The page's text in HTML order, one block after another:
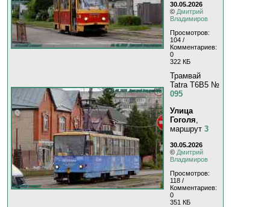
30.05.2026
© Дмитрий
Владимиров
Просмотров:
104 /
Комментариев:
0
322 КБ
Трамвай
Tatra T6B5 №
095
Улица
Гоголя,
маршрут 3
30.05.2026
© Дмитрий
Владимиров
Просмотров:
118 /
Комментариев:
0
351 КБ